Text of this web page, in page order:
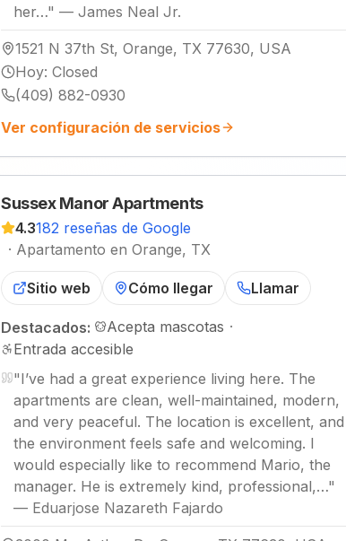
her…" — James Neal Jr.
1521 N 37th St, Orange, TX 77630, USA
Hoy: Closed
(409) 882-0930
Ver configuración de servicios
Sussex Manor Apartments
4.3182 reseñas de Google
· Apartamento en Orange, TX
Sitio web Cómo llegar Llamar
Destacados: Acepta mascotas ·
Entrada accesible
"I’ve had a great experience living here. The
apartments are clean, well-maintained, modern,
and very peaceful. The location is excellent, and
the environment feels safe and welcoming. I
would especially like to recommend Mario, the
manager. He is extremely kind, professional,…"
— Eduarjose Nazareth Fajardo